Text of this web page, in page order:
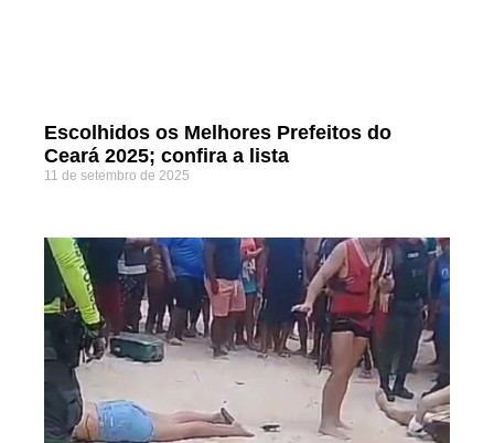
Escolhidos os Melhores Prefeitos do
Ceará 2025; confira a lista
11 de setembro de 2025